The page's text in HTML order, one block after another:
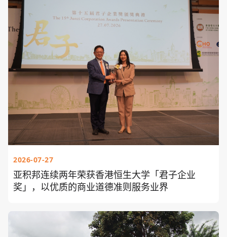
2026-07-27
亚积邦连续两年荣获香港恒生大学「君子企业
奖」，以优质的商业道德准则服务业界